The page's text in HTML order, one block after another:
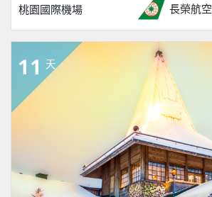
桃園國際機場 長榮航空
11 天